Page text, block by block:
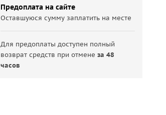
Предоплата на сайте
Оставшуюся сумму заплатить на месте
Для предоплаты доступен полный
возврат средств при отменеза 48
часов